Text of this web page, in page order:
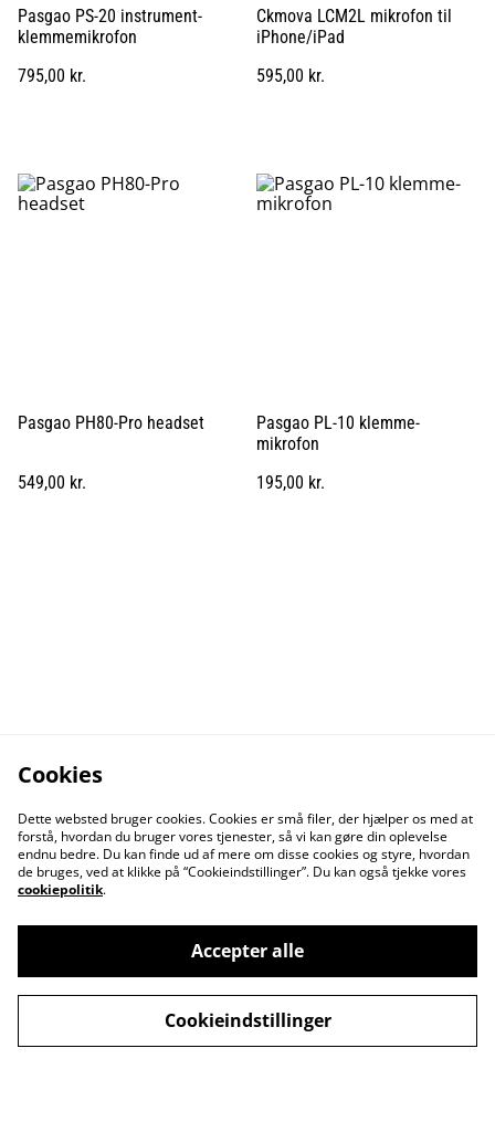
Pasgao PS-20 instrument-
klemmemikrofon
795,00 kr.
Ckmova LCM2L mikrofon til
iPhone/iPad
595,00 kr.
Pasgao PH80-Pro headset
549,00 kr.
Pasgao PL-10 klemme-
mikrofon
195,00 kr.
Kontakt os Åbningstider
Betingelser Fortrolighedspolitik
Cookies
Dette websted bruger cookies. Cookies er små filer, der hjælper os med at
forstå, hvordan du bruger vores tjenester, så vi kan gøre din oplevelse
endnu bedre. Du kan finde ud af mere om disse cookies og styre, hvordan
de bruges, ved at klikke på “Cookieindstillinger”. Du kan også tjekke vores
cookiepolitik.
Accepter alle
Cookieindstillinger